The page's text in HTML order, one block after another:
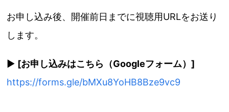
お申し込み後、開催前日までに視聴用URLをお送り
します。
▶ [お申し込みはこちら（Googleフォーム）]
https://forms.gle/bMXu8YoHB8Bze9vc9